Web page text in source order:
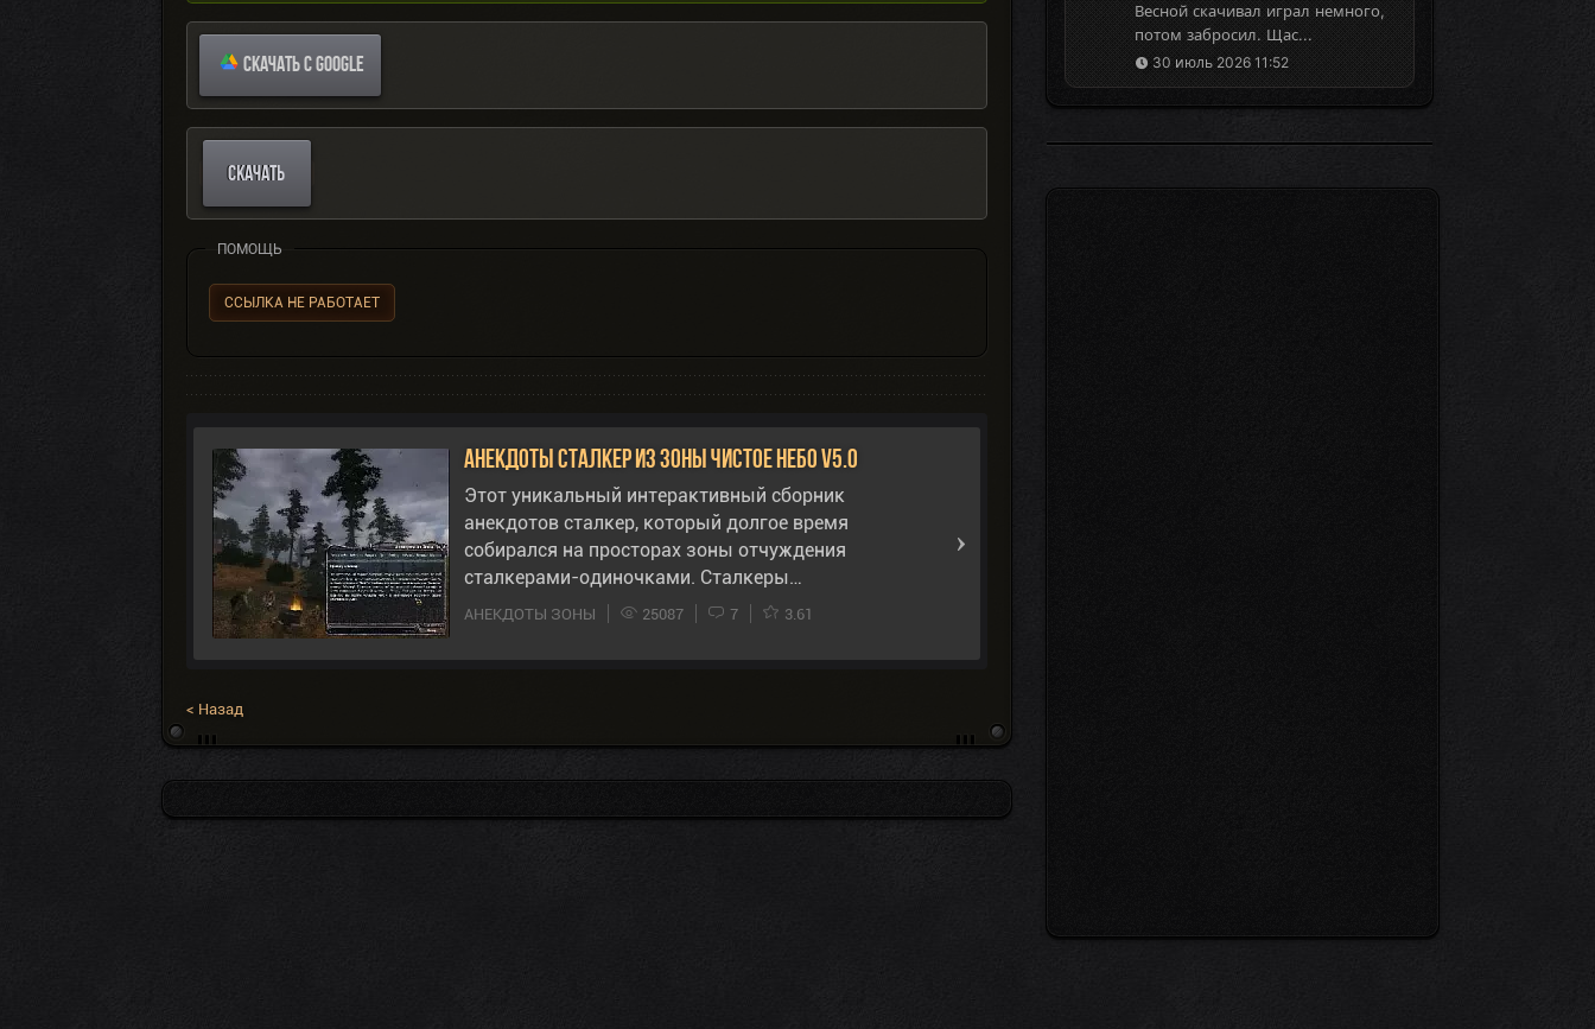
СКАЧАТЬ С GOOGLE
СКАЧАТЬ
ПОМОЩЬ
ССЫЛКА НЕ РАБОТАЕТ
Анекдоты Сталкер из Зоны Чистое Небо v5.0
Этот уникальный интерактивный сборник
анекдотов сталкер, который долгое время
собирался на просторах зоны отчуждения
сталкерами-одиночками. Сталкеры…
АНЕКДОТЫ ЗОНЫ 25087 7 3.61
< Назад
Весной скачивал играл немного,
потом забросил. Щас...
30 июль 2026 11:52